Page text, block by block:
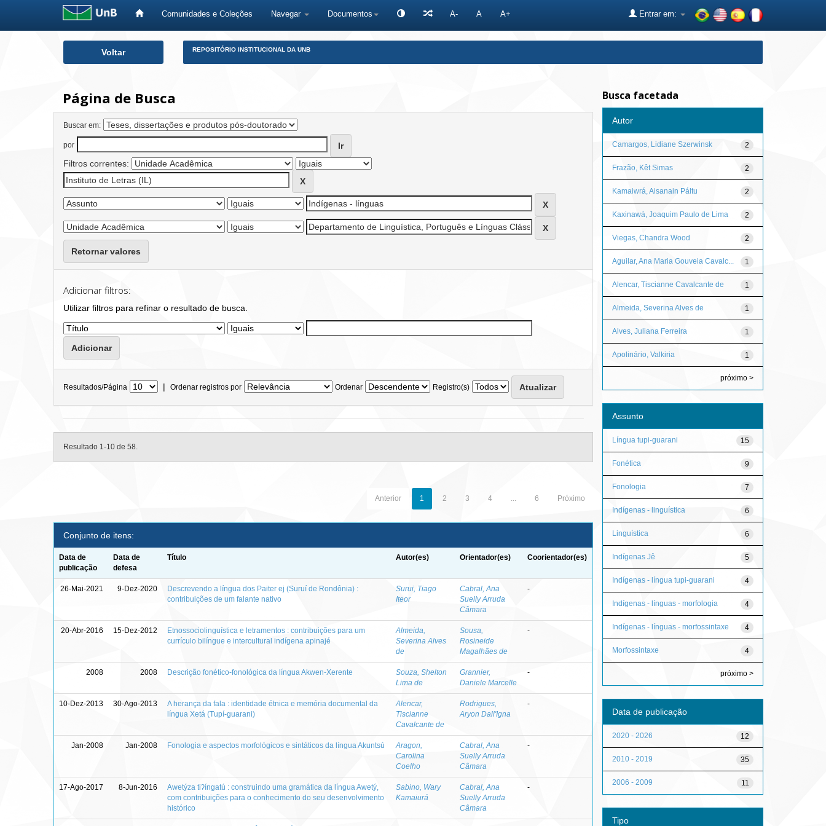
Comunidades e Coleções Navegar Documentos A- A A+ Entrar em:
Voltar REPOSITÓRIO INSTITUCIONAL DA UNB
Página de Busca
Buscar em:
por
Filtros correntes:
Retornar valores
Adicionar filtros:
Utilizar filtros para refinar o resultado de busca.
Resultados/Página | Ordenar registros por Ordenar Registro(s)
Resultado 1-10 de 58.
Anterior 1 2 3 4 ... 6 Próximo
Conjunto de itens:
Data de
publicação
Data de
defesa
Título Autor(es) Orientador(es) Coorientador(es)
26-Mai-2021 9-Dez-2020
Descrevendo a língua dos Paiter ej (Suruí de Rondônia) :
contribuições de um falante nativo
Surui, Tiago
Iteor
Cabral, Ana
Suelly Arruda
Câmara
-
20-Abr-2016 15-Dez-2012
Etnossociolinguística e letramentos : contribuições para um
currículo bilíngue e intercultural indígena apinajé
Almeida,
Severina Alves
de
Sousa,
Rosineide
Magalhães de
-
2008 2008 Descrição fonético-fonológica da língua Akwen-Xerente
Souza, Shelton
Lima de
Grannier,
Daniele Marcelle
-
10-Dez-2013 30-Ago-2013
A herança da fala : identidade étnica e memória documental da
língua Xetá (Tupí-guarani)
Alencar,
Tiscianne
Cavalcante de
Rodrigues,
Aryon Dall'Igna
-
Jan-2008 Jan-2008 Fonologia e aspectos morfológicos e sintáticos da língua Akuntsú
Aragon,
Carolina
Coelho
Cabral, Ana
Suelly Arruda
Câmara
-
17-Ago-2017 8-Jun-2016
Awetýza tiʔíngatú : construindo uma gramática da língua Awetý,
com contribuições para o conhecimento do seu desenvolvimento
histórico
Sabino, Wary
Kamaiurá
Cabral, Ana
Suelly Arruda
Câmara
-
Busca facetada
Autor
2
Camargos, Lidiane Szerwinsk
2
Frazão, Kêt Simas
2
Kamaiwrá, Aisanain Páltu
2
Kaxinawá, Joaquim Paulo de Lima
2
Viegas, Chandra Wood
1
Aguilar, Ana Maria Gouveia Cavalc...
1
Alencar, Tiscianne Cavalcante de
1
Almeida, Severina Alves de
1
Alves, Juliana Ferreira
1
Apolinário, Valkiria
próximo >
Assunto
15
Língua tupi-guarani
9
Fonética
7
Fonologia
6
Indígenas - linguística
6
Linguística
5
Indígenas Jê
4
Indígenas - língua tupi-guarani
4
Indígenas - línguas - morfologia
4
Indígenas - línguas - morfossintaxe
4
Morfossintaxe
próximo >
Data de publicação
12
2020 - 2026
35
2010 - 2019
11
2006 - 2009
Tipo